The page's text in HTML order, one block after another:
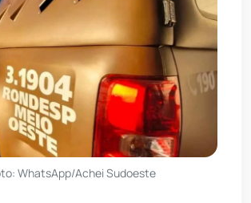
WhatsApp/Achei Sudoeste